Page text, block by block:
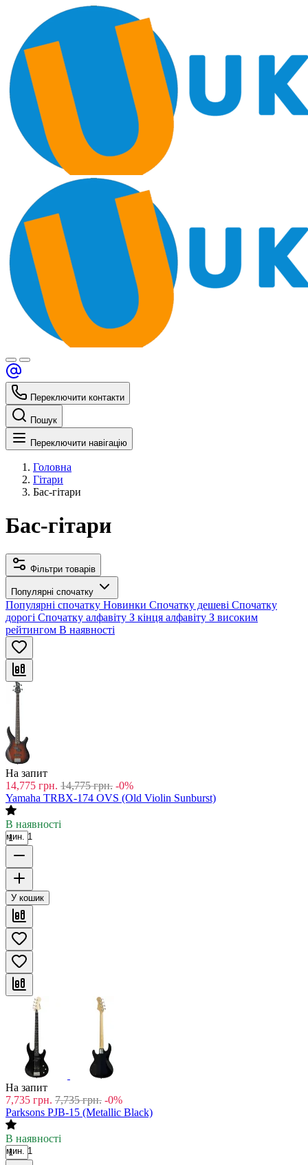
Переключити контакти
Пошук
Переключити навігацію
Головна
Гітари
Бас-гітари
Бас-гітари
Фільтри товарів
Популярні спочатку
Популярні спочатку Новинки Спочатку дешеві Спочатку
дорогі Спочатку алфавіту З кінця алфавіту З високим
рейтингом В наявності
На запит
14,775 грн. 14,775 грн. -0%
Yamaha TRBX-174 OVS (Old Violin Sunburst)
В наявності
мин. 1
У кошик
На запит
7,735 грн. 7,735 грн. -0%
Parksons PJB-15 (Metallic Black)
В наявності
мин. 1